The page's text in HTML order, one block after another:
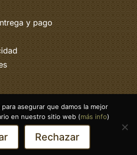
y pago
los derechos
asegurar que damos la mejor
en nuestro sitio web (más info)
Rechazar